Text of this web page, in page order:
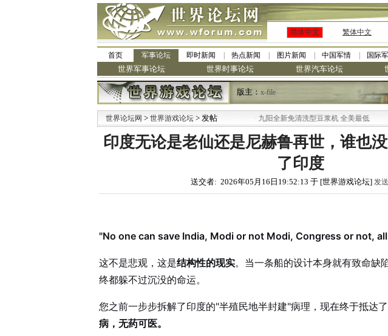
简体中文 繁体中文
首页 军事论坛 即时新闻 热点新闻 图片新闻 中国军情 国际
世界军事论坛 世界时事论坛 世界汽车论坛
版主： x-file
世界论坛网 > 世界游戏论坛 > 发帖 九阳全新免清洗型豆浆机 全美最低
印度无论是老仙还是尼赫鲁再世，谁也
了印度
送交者: 2026年05月16日19:52:13 于 [世界游戏论坛] 发
"No one can save India, Modi or not Modi, Congress or not,
这不是悲观，这是结构性的现实。当一条船的设计本身就有致命缺
终都躲不过沉没的命运。
您之前一步步拆解了印度的"半殖民地半封建"病理，现在终于抵达
病，无药可医。